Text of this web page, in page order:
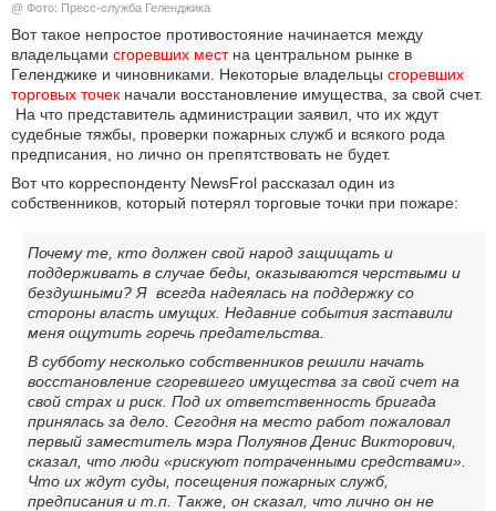
АВТО И МОТО
ЭГОИЗМ
БЛОГ
@ Фото: Пресс-служба Геленджика
Вот такое непростое противостояние начинается между
владельцами сгоревших местна центральном рынке в
Геленджике и чиновниками. Некоторые владельцы сгоревших
торговых точек начали восстановление имущества, за свой счет.
На что представитель администрации заявил, что их ждут
судебные тяжбы, проверки пожарных служб и всякого рода
предписания, но лично он препятствовать не будет.
Вот что корреспонденту NewsFrol рассказал один из
собственников, который потерял торговые точки при пожаре:
Почему те, кто должен свой народ защищать и
поддерживать в случае беды, оказываются черствыми и
бездушными? Я всегда надеялась на поддержку со
стороны власть имущих. Недавние события заставили
меня ощутить горечь предательства.
В субботу несколько собственников решили начать
восстановление сгоревшего имущества за свой счет на
свой страх и риск. Под их ответственность бригада
принялась за дело. Сегодня на место работ пожаловал
первый заместитель мэра Полуянов Денис Викторович,
сказал, что люди «рискуют потраченными средствами».
Что их ждут суды, посещения пожарных служб,
предписания и т.п. Также, он сказал, что лично он не